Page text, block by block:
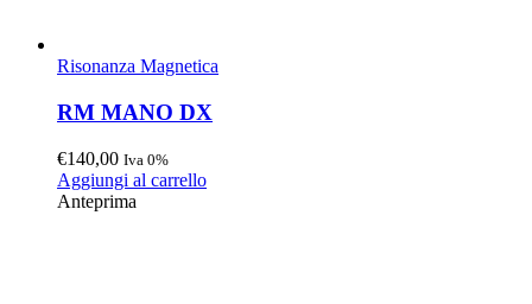
Risonanza Magnetica
RM MANO DX
€140,00 Iva 0%
Aggiungi al carrello
Anteprima